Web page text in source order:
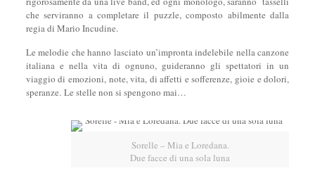
che serviranno a completare il puzzle, composto abilmente dalla
regia di Mario Incudine.
Le melodie che hanno lasciato un’impronta indelebile nella canzone
italiana e nella vita di ognuno, guideranno gli spettatori in un
viaggio di emozioni, note, vita, di affetti e sofferenze, gioie e dolori,
speranze. Le stelle non si spengono mai…
Sorelle – Mia e Loredana.
Due facce di una sola luna